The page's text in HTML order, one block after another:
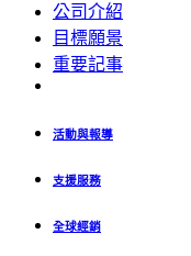
公司介紹
目標願景
重要記事
活動與報導
支援服務
全球經銷